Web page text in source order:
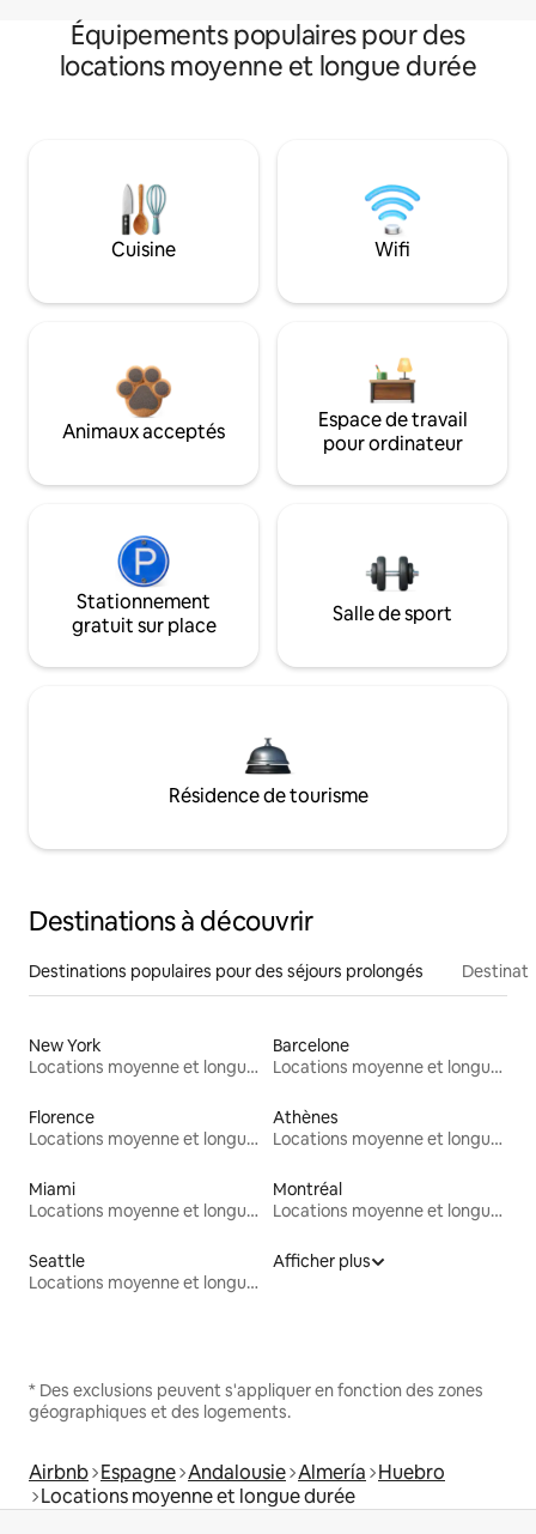
Équipements populaires pour des
locations moyenne et longue durée
Cuisine Wifi
Animaux acceptés
Espace de travail
pour ordinateur
Stationnement
gratuit sur place
Salle de sport
Résidence de tourisme
Destinations à découvrir
Destinations populaires pour des séjours prolongés
New York
Locations moyenne et longue durée
Barcelone
Locations moyenne et longue durée
Florence
Locations moyenne et longue durée
Athènes
Locations moyenne et longue durée
Miami
Locations moyenne et longue durée
Montréal
Locations moyenne et longue durée
Seattle
Locations moyenne et longue durée
Afficher plus
* Des exclusions peuvent s'appliquer en fonction des zones
géographiques et des logements.
Airbnb Espagne Andalousie Almería Huebro
Locations moyenne et longue durée